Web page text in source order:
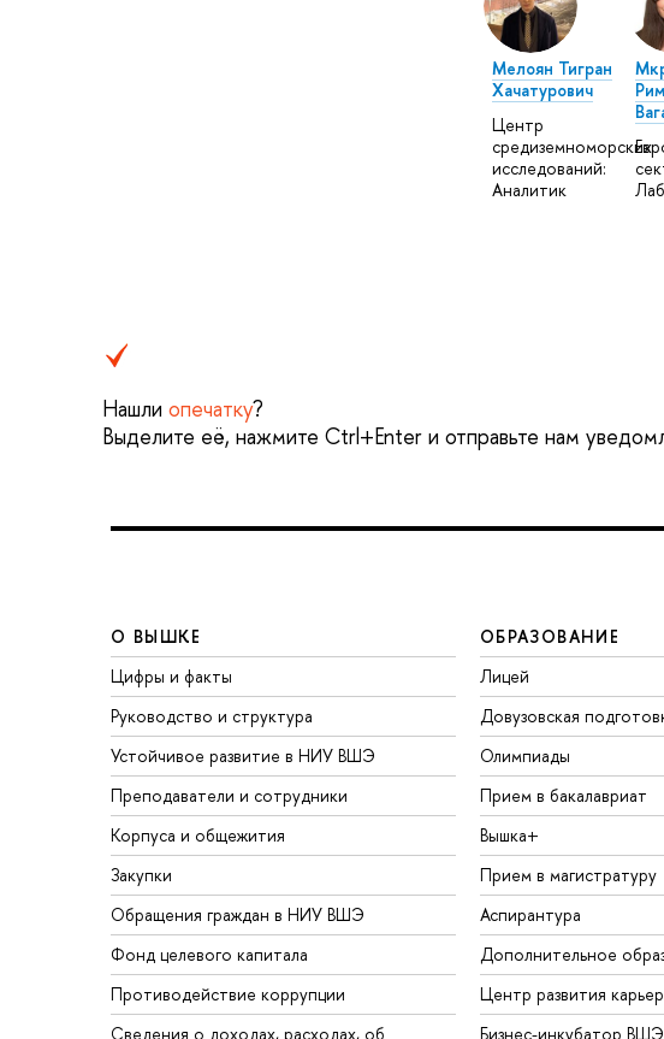
Мелоян Тигран
Хачатурович
Центр
средиземноморских
исследований:
Аналитик
Нашли опечатку?
Выделите её, нажмите Ctrl+Enter и отправьте нам
О ВЫШКЕ
Цифры и факты
Руководство и структура
Устойчивое развитие в НИУ ВШЭ
Преподаватели и сотрудники
Корпуса и общежития
Закупки
Обращения граждан в НИУ ВШЭ
Фонд целевого капитала
Противодействие коррупции
Сведения о доходах, расходах, об
ОБРАЗОВАНИЕ
Лицей
Довузовская
Олимпиады
Прием в бакалавриат
Вышка+
Прием в магистратуру
Аспирантура
Дополнительное
Центр развития
Бизнес-инкубатор ВШЭ